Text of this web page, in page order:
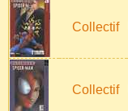
Collectif
Collectif